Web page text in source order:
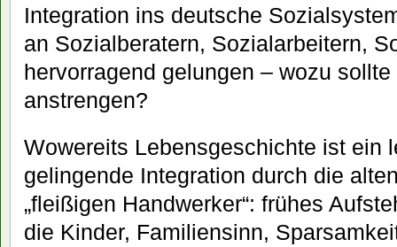
Integration ins deutsche
an Sozialberatern, Sozialarbeitern,
hervorragend gelungen – wozu
anstrengen?
Wowereits Lebensgeschichte ist ein
gelingende Integration durch die
„fleißigen Handwerker“: frühes
die Kinder, Familiensinn,